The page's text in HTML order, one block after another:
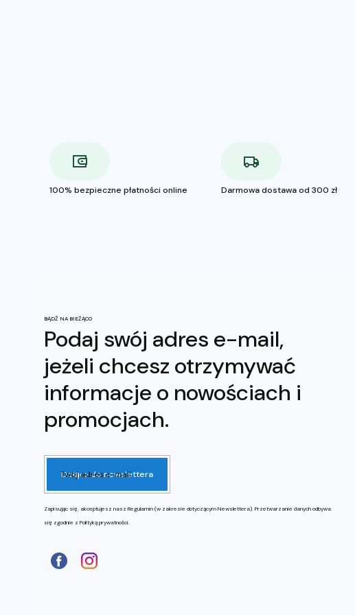
100% bezpieczne płatności online Darmowa dostawa od 300 zł
BĄDŹ NA BIEŻĄCO
Podaj swój adres e-mail,
jeżeli chcesz otrzymywać
informacje o nowościach i
promocjach.
Twój adres e-mail
Dołącz do newslettera
Zapisując się, akceptujesz nasz Regulamin (w zakresie dotyczącym Newslettera). Przetwarzanie danych odbywa
się zgodnie z Polityką prywatności.